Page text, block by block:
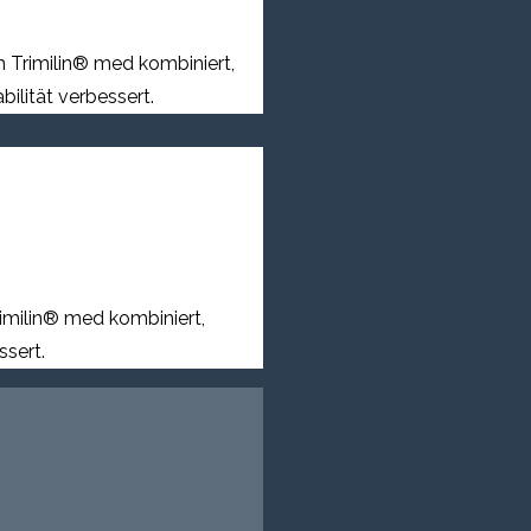
Trimilin® med kombiniert,
verbessert.
med kombiniert,